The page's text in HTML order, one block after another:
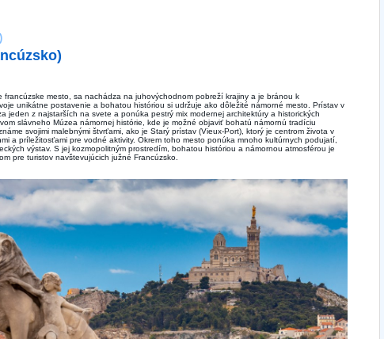
francúzske mesto, sa nachádza na juhovýchodnom pobreží krajiny a je bránou k
unikátne postavenie a bohatou históriou si udržuje ako dôležité námorné mesto. Prístav v
jeden z najstarších na svete a ponúka pestrý mix modernej architektúry a historických
slávneho Múzea námornej histórie, kde je možné objaviť bohatú námornú tradíciu
svojimi malebnými štvrťami, ako je Starý prístav (Vieux-Port), ktorý je centrom života v
a príležitosťami pre vodné aktivity. Okrem toho mesto ponúka mnoho kultúrnych podujatí,
výstav. S jej kozmopolitným prostredím, bohatou históriou a námornou atmosférou je
pre turistov navštevujúcich južné Francúzsko.